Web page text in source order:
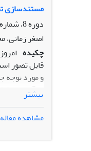
مستندسازی
دوره 8، شماره 27، زمستان 1393، صفحه
اصغر زمانی،
چکیده
قابل تصور
و مورد توجه
م یآید و
انتظار
م یگردد.
روسای
تجارب، ضمن
بیشتر
مشاهده مقاله